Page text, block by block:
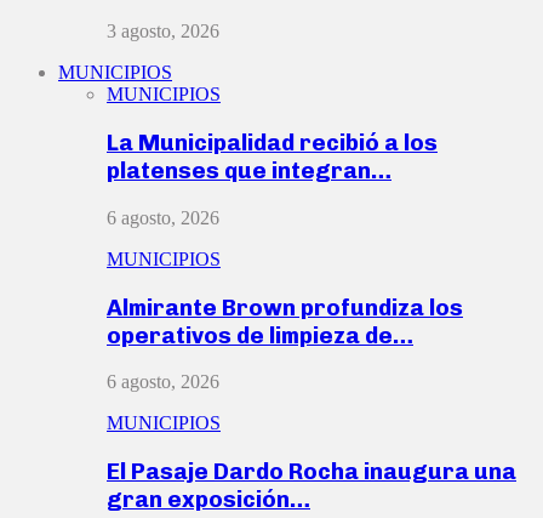
3 agosto, 2026
MUNICIPIOS
MUNICIPIOS
La Municipalidad recibió a los
platenses que integran…
6 agosto, 2026
MUNICIPIOS
Almirante Brown profundiza los
operativos de limpieza de…
6 agosto, 2026
MUNICIPIOS
El Pasaje Dardo Rocha inaugura una
gran exposición…